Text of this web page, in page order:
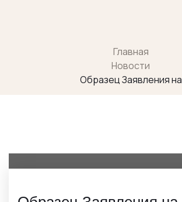
Главная
Новости
Образец Заявления на